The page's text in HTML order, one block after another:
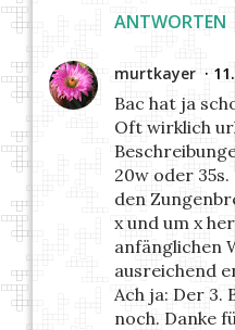
ANTWORTEN
murtkayer
Bac hat ja
Oft wirklich
20w oder
den
x und um x
anfänglichen
ausreichend
Ach ja: Der 3.
noch. Danke